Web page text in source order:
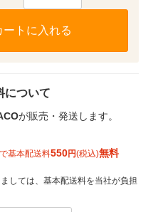
ートに入れる
について
が販売・発送します。
基本配送料550円(税込)無料
しては、基本配送料を当社が負担